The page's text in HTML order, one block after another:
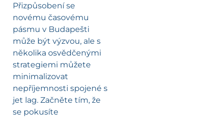
Přizpůsobení se
novému časovému
pásmu v Budapešti
může být výzvou, ale s
několika osvědčenými
strategiemi můžete
minimalizovat
nepříjemnosti spojené s
jet lag. Začněte tím, že
se pokusíte